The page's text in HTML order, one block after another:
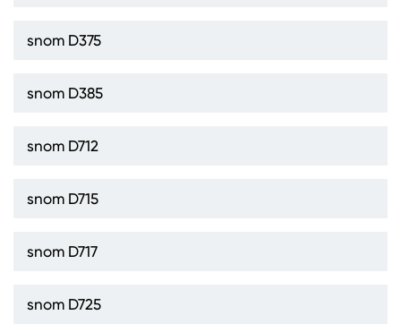
snom D375
snom D385
snom D712
snom D715
snom D717
snom D725